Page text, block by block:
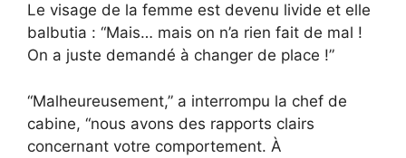
Le visage de la femme est devenu livide et elle
balbutia : “Mais… mais on n’a rien fait de mal !
On a juste demandé à changer de place !”
“Malheureusement,” a interrompu la chef de
cabine, “nous avons des rapports clairs
concernant votre comportement. À